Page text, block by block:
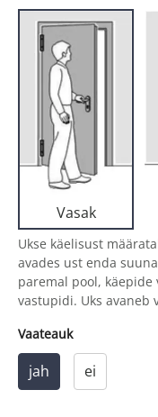
Vasak
Ukse käelisust
avades ust enda
paremal pool, käepide
vastupidi. Uks avaneb
Vaateauk
jah ei